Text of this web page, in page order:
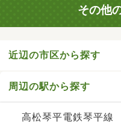
その他
近辺の市区から探す
周辺の駅から探す
高松琴平電鉄琴平線